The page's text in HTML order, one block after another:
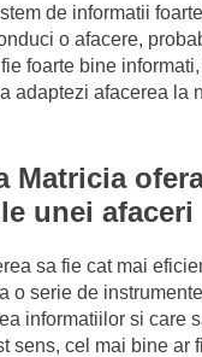
de informatii
o afacere,
foarte bine
adaptezi afacerea la
Matricia
unei afaceri
sa fie cat mai
o serie de
informatiilor si care
sens, cel mai bine ar